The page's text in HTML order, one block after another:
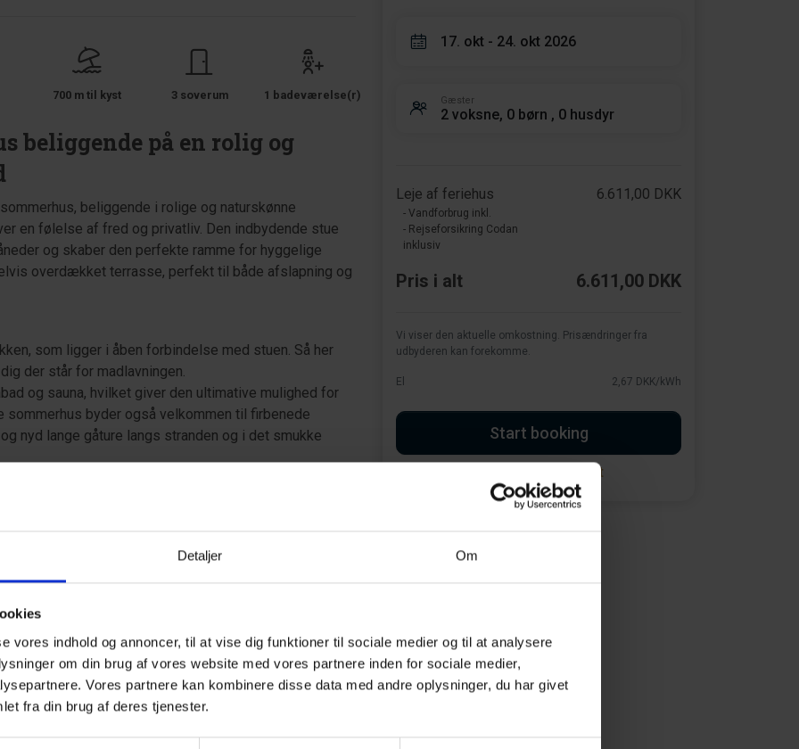
Detaljer Om
vores indhold og annoncer, til at vise dig funktioner til sociale medier og til at analysere
om din brug af vores website med vores partnere inden for sociale medier,
Vores partnere kan kombinere disse data med andre oplysninger, du har givet
fra din brug af deres tjenester.
700 m til kyst 3 soverum 1 badeværelse(r)
beliggende på en rolig og
beliggende i rolige og naturskønne
en følelse af fred og privatliv. Den indbydende stue
og skaber den perfekte ramme for hyggelige
overdækket terrasse, perfekt til både afslapning og
som ligger i åben forbindelse med stuen. Så her
der står for madlavningen.
og sauna, hvilket giver den ultimative mulighed for
byder også velkommen til firbenede
nyd lange gåture langs stranden og i det smukke
dig eller slappe af indendørs, vil dette feriehuse
90 x 200 cm + 1 dobbeltseng 140 x 200 cm.
Område
17. okt - 24. okt 2026
Gæster
2 voksne, 0 børn , 0 husdyr
Leje af feriehus
- Vandforbrug inkl.
- Rejseforsikring Codan
inklusiv
6.611,00 DKK
Pris i alt 6.611,00 DKK
Vi viser den aktuelle omkostning. Prisændringer fra
udbyderen kan forekomme.
El 2,67 DKK/kWh
Start booking
Opret en søgeagent